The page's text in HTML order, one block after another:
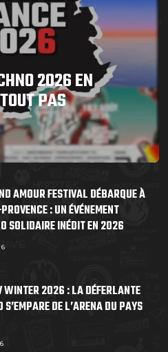
2026 EN
PAS
AMOUR FESTIVAL DÉBARQUE À
: UN ÉVÉNEMENT
SOLIDAIRE INÉDIT EN 2026
WINTER 2026 : LA DÉFERLANTE
S’EMPARE DE L’ARENA DU PAYS